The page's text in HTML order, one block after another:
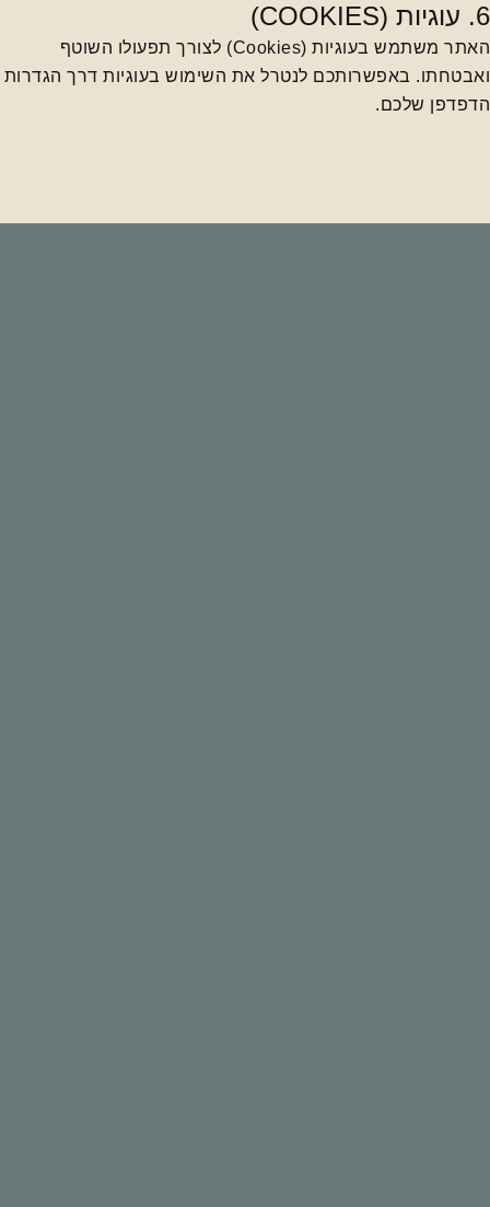
6. עוגיות (COOKIES)
האתר משתמש בעוגיות (Cookies) לצורך תפעולו השוטף
ואבטחתו. באפשרותכם לנטרל את השימוש בעוגיות דרך הגדרות
הדפדפן שלכם.